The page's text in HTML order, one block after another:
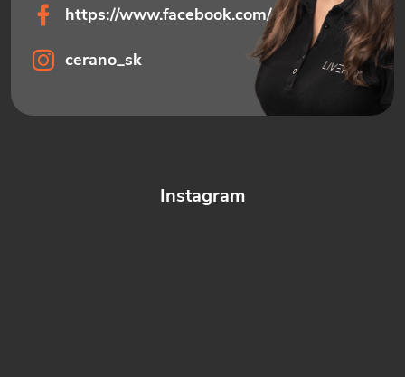
Instagram
https://www.facebook.com/ceranosk
cerano_sk